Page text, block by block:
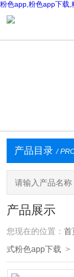
粉色app,粉色app下载,
产品目录 /
产品展示
您现在的位置：首
式粉色app下载 >